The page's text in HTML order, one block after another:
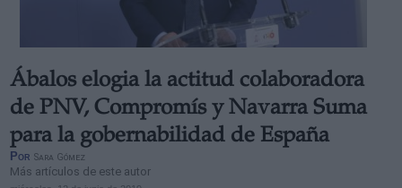
Ábalos elogia la actitud colaboradora
de PNV, Compromís y Navarra Suma
para la gobernabilidad de España
Por Sara Gómez
Más artículos de este autor